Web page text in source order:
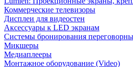
Коммерческие телевизоры
Дисплеи для видеостен
Аксессуары к LED экранам
Системы бронирования
Микшеры
Медиаплееры
Монтажное оборудование (Video)